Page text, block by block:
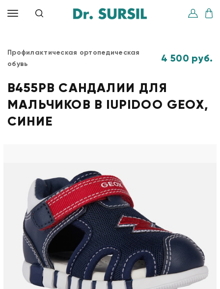
Профилактическая ортопедическая
обувь
4 500 руб.
B455PB САНДАЛИИ ДЛЯ
МАЛЬЧИКОВ B IUPIDOO GEOX,
СИНИЕ